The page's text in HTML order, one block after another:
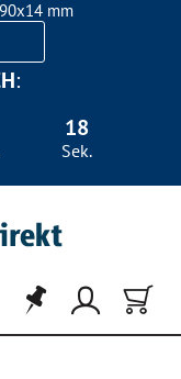
mm
€/m²
:
18
Sek.